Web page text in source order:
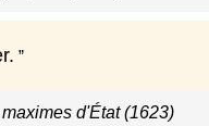
d'État (1623)